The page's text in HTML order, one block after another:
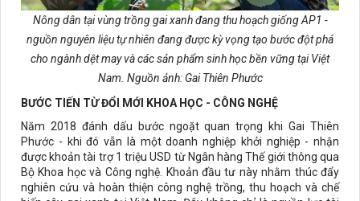
Nông dân tại vùng trồng gai xanh đang thu hoạch giống AP1 -
nguồn nguyên liệu tự nhiên đang được kỳ vọng tạo bước đột phá
cho ngành dệt may và các sản phẩm sinh học bền vững tại Việt
Nam. Nguồn ảnh: Gai Thiên Phước
BƯỚC TIẾN TỪ ĐỔI MỚI KHOA HỌC - CÔNG NGHỆ
Năm 2018 đánh dấu bước ngoặt quan trọng khi Gai Thiên
Phước - khi đó vẫn là một doanh nghiệp khởi nghiệp - nhận
được khoản tài trợ 1 triệu USD từ Ngân hàng Thế giới thông qua
Bộ Khoa học và Công nghệ. Khoản đầu tư này nhằm thúc đẩy
nghiên cứu và hoàn thiện công nghệ trồng, thu hoạch và chế